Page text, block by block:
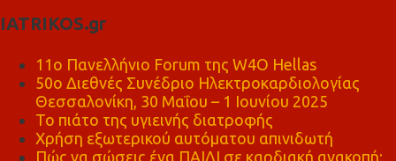
IATRIKOS.gr
11ο Πανελλήνιο Forum της W4O Hellas
50ο Διεθνές Συνέδριο Ηλεκτροκαρδιολογίας
Θεσσαλονίκη, 30 Μαΐου – 1 Ιουνίου 2025
Το πιάτο της υγιεινής διατροφής
Χρήση εξωτερικού αυτόματου απινιδωτή
Πώς να σώσεις ένα ΠΑΙΔΙ σε καρδιακή ανακοπή;